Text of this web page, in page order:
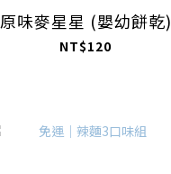
原味麥星星 (嬰幼餅乾)
NT$120